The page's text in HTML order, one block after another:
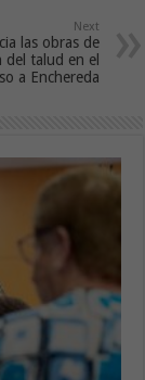
Next
las obras de
del talud en el
a Enchereda